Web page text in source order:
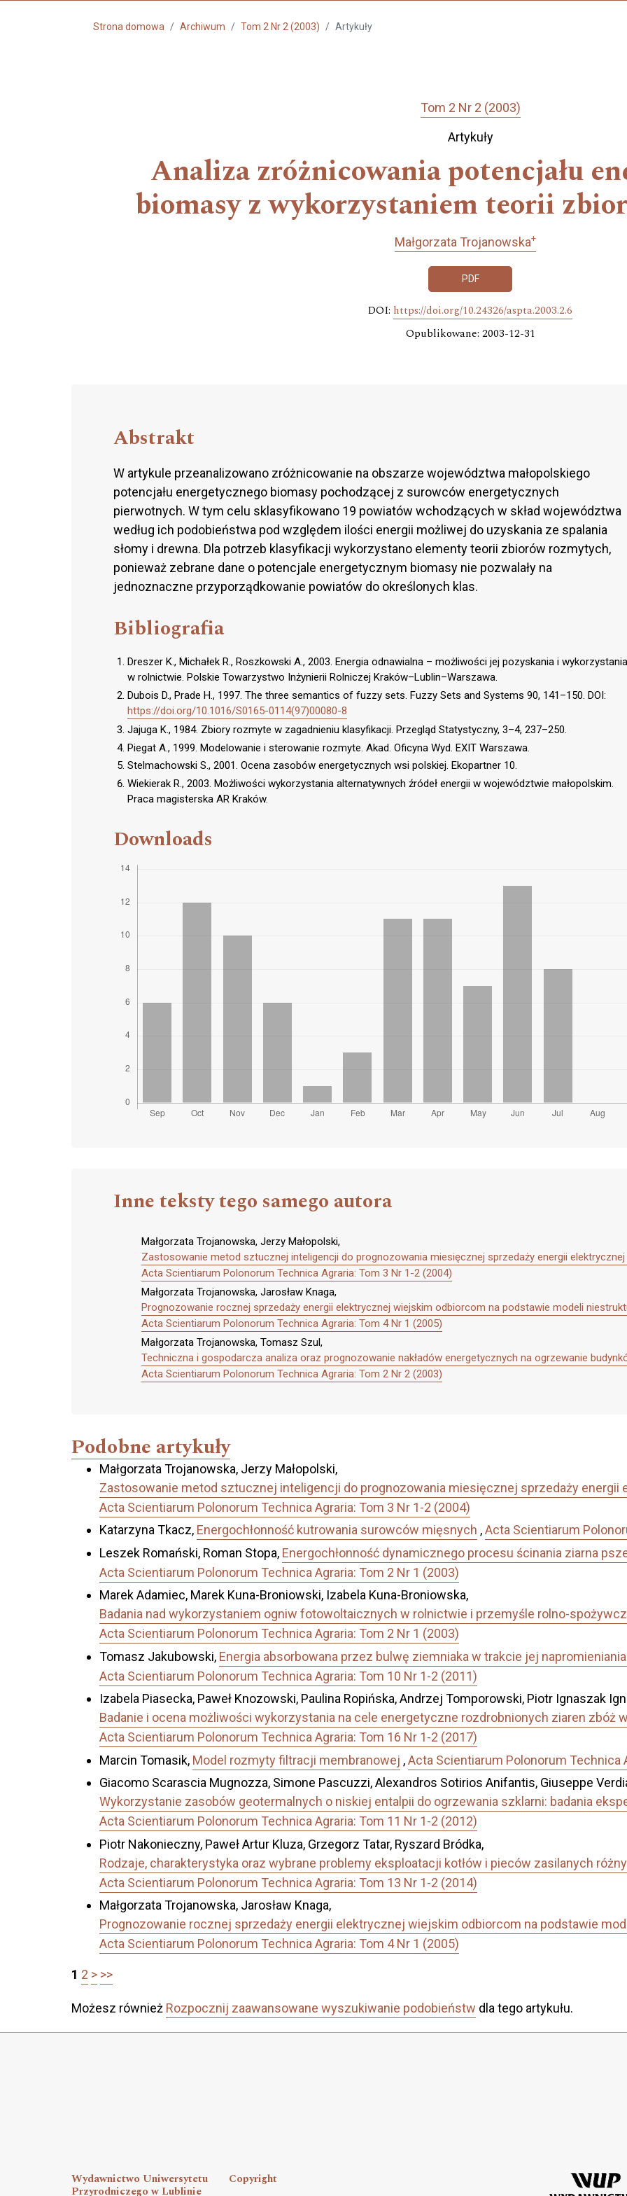
Strona domowa Archiwum Tom 2 Nr 2 (2003) Artykuły
Tom 2 Nr 2 (2003)
Artykuły
Analiza zróżnicowania potencjału
biomasy z wykorzystaniem teorii
Małgorzata Trojanowska+
PDF
DOI: https://doi.org/10.24326/aspta.2003.2.6
Opublikowane: 2003-12-31
Abstrakt
W artykule przeanalizowano zróżnicowanie na obszarze województwa małopolskiego
potencjału energetycznego biomasy pochodzącej z surowców energetycznych
pierwotnych. W tym celu sklasyfikowano 19 powiatów wchodzących w skład województwa
według ich podobieństwa pod względem ilości energii możliwej do uzyskania ze spalania
słomy i drewna. Dla potrzeb klasyfikacji wykorzystano elementy teorii zbiorów rozmytych,
ponieważ zebrane dane o potencjale energetycznym biomasy nie pozwalały na
jednoznaczne przyporządkowanie powiatów do określonych klas.
Bibliografia
Dreszer K., Michałek R., Roszkowski A., 2003. Energia odnawialna – możliwości jej pozyskania i wykorzystania
w rolnictwie. Polskie Towarzystwo Inżynierii Rolniczej Kraków–Lublin–Warszawa.
Dubois D., Prade H., 1997. The three semantics of fuzzy sets. Fuzzy Sets and Systems 90, 141–150. DOI:
https://doi.org/10.1016/S0165-0114(97)00080-8
Jajuga K., 1984. Zbiory rozmyte w zagadnieniu klasyfikacji. Przegląd Statystyczny, 3–4, 237–250.
Piegat A., 1999. Modelowanie i sterowanie rozmyte. Akad. Oficyna Wyd. EXIT Warszawa.
Stelmachowski S., 2001. Ocena zasobów energetycznych wsi polskiej. Ekopartner 10.
Wiekierak R., 2003. Możliwości wykorzystania alternatywnych źródeł energii w województwie małopolskim.
Praca magisterska AR Kraków.
Downloads
Inne teksty tego samego autora
Małgorzata Trojanowska, Jerzy Małopolski,
Zastosowanie metod sztucznej inteligencji do prognozowania miesięcznej sprzedaży energii
Acta Scientiarum Polonorum Technica Agraria: Tom 3 Nr 1-2 (2004)
Małgorzata Trojanowska, Jarosław Knaga,
Prognozowanie rocznej sprzedaży energii elektrycznej wiejskim odbiorcom na podstawie modeli
Acta Scientiarum Polonorum Technica Agraria: Tom 4 Nr 1 (2005)
Małgorzata Trojanowska, Tomasz Szul,
Techniczna i gospodarcza analiza oraz prognozowanie nakładów energetycznych na ogrzewanie
Acta Scientiarum Polonorum Technica Agraria: Tom 2 Nr 2 (2003)
Podobne artykuły
Małgorzata Trojanowska, Jerzy Małopolski,
Zastosowanie metod sztucznej inteligencji do prognozowania miesięcznej sprzedaży energii
Acta Scientiarum Polonorum Technica Agraria: Tom 3 Nr 1-2 (2004)
Katarzyna Tkacz, Energochłonność kutrowania surowców mięsnych ,Acta Scientiarum
Leszek Romański, Roman Stopa, Energochłonność dynamicznego procesu ścinania ziarna
Acta Scientiarum Polonorum Technica Agraria: Tom 2 Nr 1 (2003)
Marek Adamiec, Marek Kuna-Broniowski, Izabela Kuna-Broniowska,
Badania nad wykorzystaniem ogniw fotowoltaicznych w rolnictwie i przemyśle rolno-
Acta Scientiarum Polonorum Technica Agraria: Tom 2 Nr 1 (2003)
Tomasz Jakubowski, Energia absorbowana przez bulwę ziemniaka w trakcie jej
Acta Scientiarum Polonorum Technica Agraria: Tom 10 Nr 1-2 (2011)
Izabela Piasecka, Paweł Knozowski, Paulina Ropińska, Andrzej Tomporowski, Piotr Ignaszak
Badanie i ocena możliwości wykorzystania na cele energetyczne rozdrobnionych ziaren zbóż
Acta Scientiarum Polonorum Technica Agraria: Tom 16 Nr 1-2 (2017)
Marcin Tomasik, Model rozmyty filtracji membranowej ,Acta Scientiarum Polonorum Technica
Giacomo Scarascia Mugnozza, Simone Pascuzzi, Alexandros Sotirios Anifantis, Giuseppe
Wykorzystanie zasobów geotermalnych o niskiej entalpii do ogrzewania szklarni: badania
Acta Scientiarum Polonorum Technica Agraria: Tom 11 Nr 1-2 (2012)
Piotr Nakonieczny, Paweł Artur Kluza, Grzegorz Tatar, Ryszard Bródka,
Rodzaje, charakterystyka oraz wybrane problemy eksploatacji kotłów i pieców zasilanych
Acta Scientiarum Polonorum Technica Agraria: Tom 13 Nr 1-2 (2014)
Małgorzata Trojanowska, Jarosław Knaga,
Prognozowanie rocznej sprzedaży energii elektrycznej wiejskim odbiorcom na podstawie
Acta Scientiarum Polonorum Technica Agraria: Tom 4 Nr 1 (2005)
1 2 > >>
Możesz również Rozpocznij zaawansowane wyszukiwanie podobieństw dla tego artykułu.
Wydawnictwo Uniwersytetu
Przyrodniczego w Lublinie
Copyright